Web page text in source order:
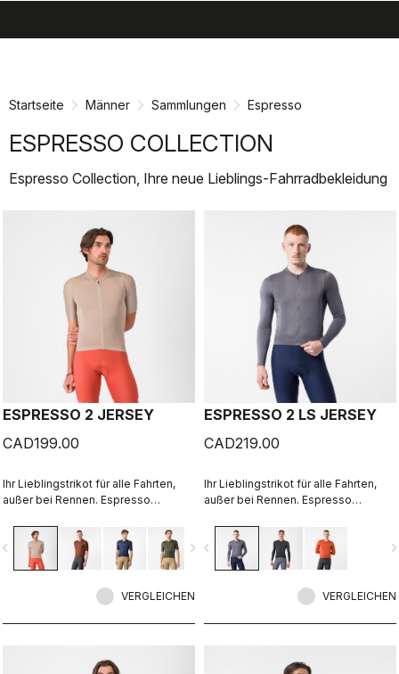
Startseite Männer Sammlungen Espresso
ESPRESSO COLLECTION
Espresso Collection, Ihre neue Lieblings-Fahrradbekleidung
ESPRESSO 2 JERSEY
CAD199.00
Ihr Lieblingstrikot für alle Fahrten,
außer bei Rennen. Espresso
perfektioniert. 2.0.
navigate_next
VERGLEICHEN
ESPRESSO 2 LS JERSEY
CAD219.00
Ihr Lieblingstrikot für alle Fahrten,
außer bei Rennen. Espresso
perfektioniert. 2.0. Sommerleichtes
Material für kühle Tage.
navigate_before
VERGLEICHEN